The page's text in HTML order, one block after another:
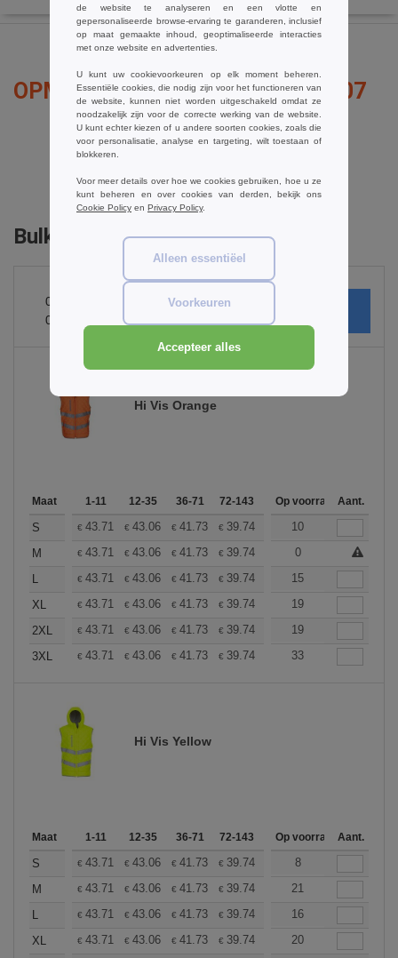
OPMERKINGEN OVER YOKO YK007
Bulk Orders
0
0.00
Hi Vis Orange
Maat 1-11 12-35 36-71 72-143 144-287 288 + Meer
Op voorraadAant.
S € 43.71 € 43.06 € 41.73 € 39.74 37.76
10
M
€ 43.71 € 43.06 € 41.73 € 39.74 37.76
0
L
€ 43.71 € 43.06 € 41.73 € 39.74 37.76
15
XL
€ 43.71 € 43.06 € 41.73 € 39.74 37.76
19
2XL
€ 43.71 € 43.06 € 41.73 € 39.74 37.76
19
3XL
€ 43.71 € 43.06 € 41.73 € 39.74 37.76
33
Hi Vis Yellow
Maat 1-11 12-35 36-71 72-143 144-287 288 + Meer
Op voorraadAant.
S € 43.71 € 43.06 € 41.73 € 39.74 37.76
8
M
€ 43.71 € 43.06 € 41.73 € 39.74 37.76
21
L
€ 43.71 € 43.06 € 41.73 € 39.74 37.76
16
XL
€ 43.71 € 43.06 € 41.73 € 39.74 37.76
20
de website te analyseren en een vlotte en
gepersonaliseerde browse-ervaring te garanderen, inclusief
op maat gemaakte inhoud, geoptimaliseerde interacties
met onze website en advertenties.
U kunt uw cookievoorkeuren op elk moment beheren.
Essentiële cookies, die nodig zijn voor het functioneren van
de website, kunnen niet worden uitgeschakeld omdat ze
noodzakelijk zijn voor de correcte werking van de website.
U kunt echter kiezen of u andere soorten cookies, zoals die
voor personalisatie, analyse en targeting, wilt toestaan of
blokkeren.
Voor meer details over hoe we cookies gebruiken, hoe u ze
kunt beheren en over cookies van derden, bekijk ons
Cookie Policy en Privacy Policy.
Alleen essentiëel
Voorkeuren
Accepteer alles